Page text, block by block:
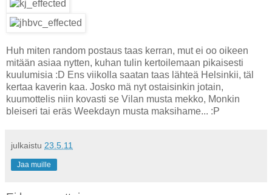
Huh miten random postaus taas kerran, mut ei oo oikeen
mitään asiaa nytten, kuhan tulin kertoilemaan pikaisesti
kuulumisia :D Ens viikolla saatan taas lähteä Helsinkii, täl
kertaa kaverin kaa. Josko mä nyt ostaisinkin jotain,
kuumottelis niin kovasti se Vilan musta mekko, Monkin
bleiseri tai eräs Weekdayn musta maksihame... :P
julkaistu 23.5.11
Jaa muille